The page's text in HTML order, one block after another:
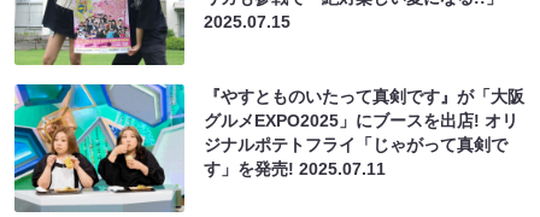
2025.07.15
『やすとものいたって真剣です』が「大阪
グルメEXPO2025」にブースを出店! オリ
ジナルポテトフライ「じゃがって真剣で
す」を発売!2025.07.11